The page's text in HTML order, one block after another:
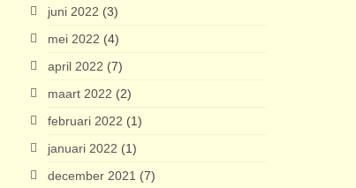
juni 2022 (3)
mei 2022 (4)
april 2022 (7)
maart 2022 (2)
februari 2022 (1)
januari 2022 (1)
december 2021 (7)